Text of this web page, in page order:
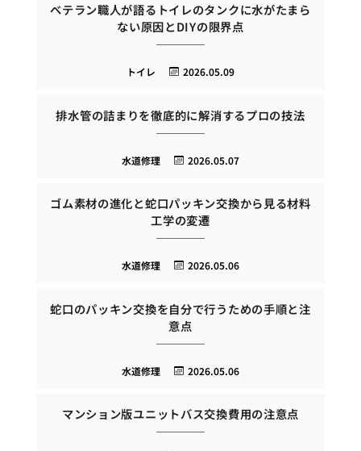
ベテラン職人が語るトイレのタンクに水がたまら
ない原因とDIYの限界点
2026.05.09
トイレ
排水管の詰まりを徹底的に解消するプロの技法
2026.05.07
水道修理
ゴム素材の進化と蛇口パッキン交換から見る材料
工学の変遷
2026.05.06
水道修理
蛇口のパッキン交換を自分で行うための手順と注
意点
2026.05.06
水道修理
マンション版ユニットバス交換費用の注意点